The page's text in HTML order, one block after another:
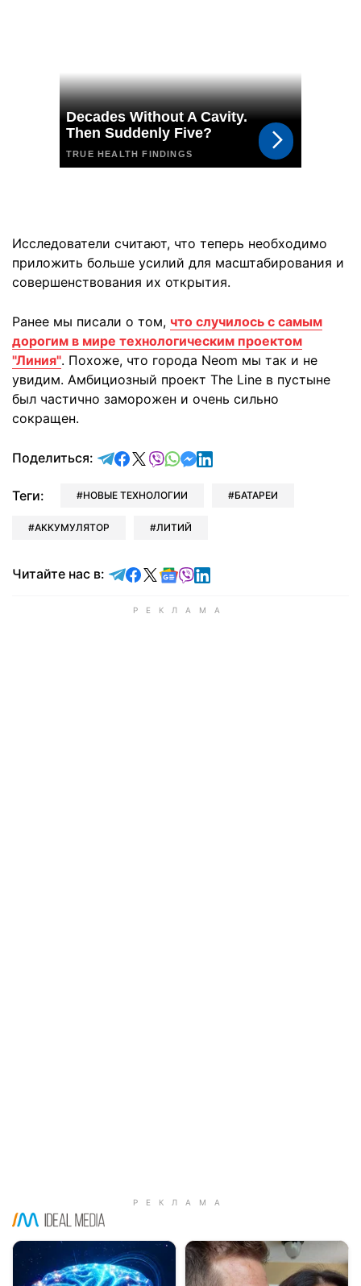
Исследователи считают, что теперь необходимо
приложить больше усилий для масштабирования и
совершенствования их открытия.
Ранее мы писали о том, что случилось с самым
дорогим в мире технологическим проектом
"Линия". Похоже, что города Neom мы так и не
увидим. Амбициозный проект The Line в пустыне
был частично заморожен и очень сильно
сокращен.
Поделиться: отправить в Telegram
поделиться в Facebook
поделиться в X
отправить в Viber
отправить в Whatsapp
отправить в Messenger
отправить в LinkedIn
Теги: НОВЫЕ ТЕХНОЛОГИИ БАТАРЕИ
АККУМУЛЯТОР ЛИТИЙ
Читайте нас в: Читайте в Telegram
Читайте в Facebook
Читайте в X
Читайте в Google news
Читайте в Viber
Читайте в LinkedIn